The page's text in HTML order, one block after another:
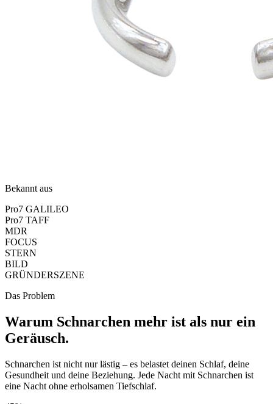
Bekannt aus
Pro7 GALILEO
Pro7 TAFF
MDR
FOCUS
STERN
BILD
GRÜNDERSZENE
Das Problem
Warum Schnarchen mehr ist als nur ein
Geräusch.
Schnarchen ist nicht nur lästig – es belastet deinen Schlaf, deine
Gesundheit und deine Beziehung. Jede Nacht mit Schnarchen ist
eine Nacht ohne erholsamen Tiefschlaf.